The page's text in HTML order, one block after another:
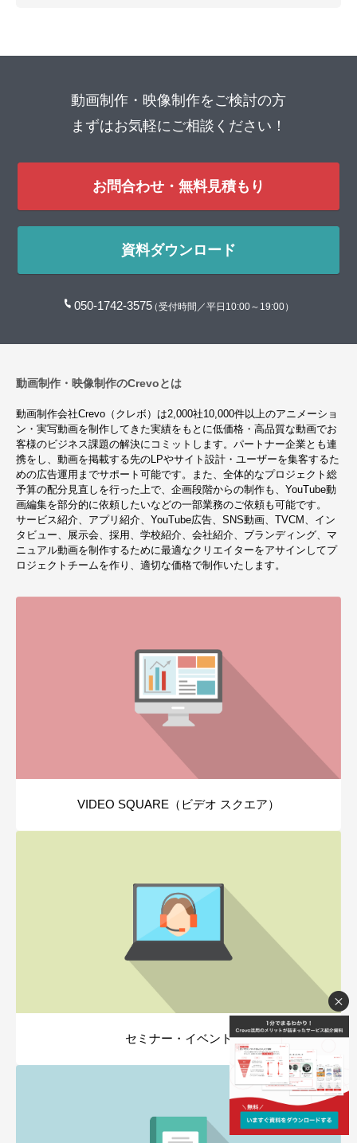
動画制作・映像制作をご検討の方
まずはお気軽にご相談ください！
お問合わせ・無料見積もり
資料ダウンロード
050-1742-3575（受付時間／平日10:00～19:00）
動画制作・映像制作のCrevoとは
動画制作会社Crevo（クレボ）は2,000社10,000件以上のアニメーショ
ン・実写動画を制作してきた実績をもとに低価格・高品質な動画でお
客様のビジネス課題の解決にコミットします。パートナー企業とも連
携をし、動画を掲載する先のLPやサイト設計・ユーザーを集客するた
めの広告運用までサポート可能です。また、全体的なプロジェクト総
予算の配分見直しを行った上で、企画段階からの制作も、YouTube動
画編集を部分的に依頼したいなどの一部業務のご依頼も可能です。
サービス紹介、アプリ紹介、YouTube広告、SNS動画、TVCM、イン
タビュー、展示会、採用、学校紹介、会社紹介、ブランディング、マ
ニュアル動画を制作するために最適なクリエイターをアサインしてプ
ロジェクトチームを作り、適切な価格で制作いたします。
VIDEO SQUARE（ビデオ スクエア）
セミナー・イベント